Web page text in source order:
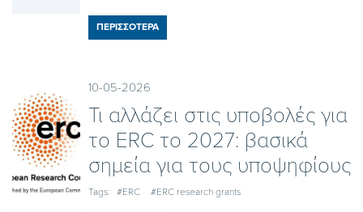
ΠΕΡΙΣΣΟΤΕΡΑ
10-05-2026
Τι αλλάζει στις υποβολές για
το ERC το 2027: βασικά
σημεία για τους υποψηφίους
Tags: #ERC #ERC research grants